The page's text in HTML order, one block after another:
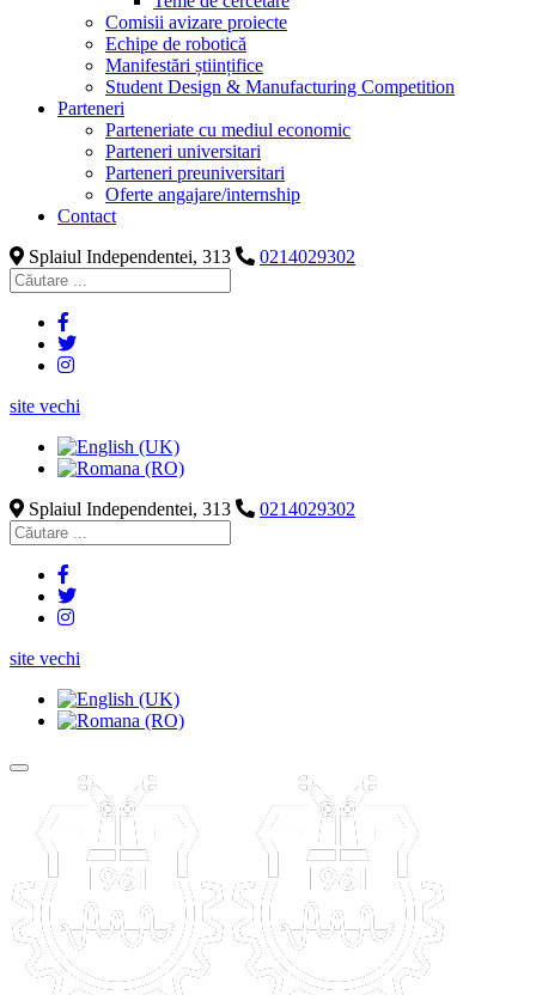
Comisii avizare proiecte
Echipe de robotică
Manifestări științifice
Student Design & Manufacturing Competition
Parteneri
Parteneriate cu mediul economic
Parteneri universitari
Parteneri preuniversitari
Oferte angajare/internship
Contact
Splaiul Independentei, 313
0214029302
site vechi
Splaiul Independentei, 313 0214029302
site vechi